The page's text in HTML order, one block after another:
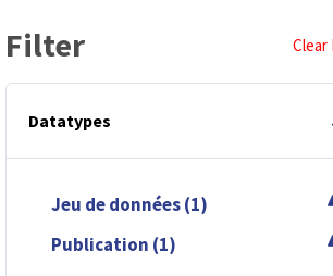
Filter Clear
Datatypes
Jeu de données (1)
Publication (1)